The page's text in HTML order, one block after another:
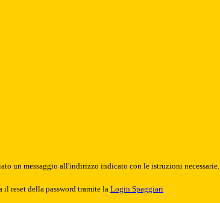
un messaggio all'indirizzo indicato con le istruzioni necessarie.
il reset della password tramite la Login Spaggiari